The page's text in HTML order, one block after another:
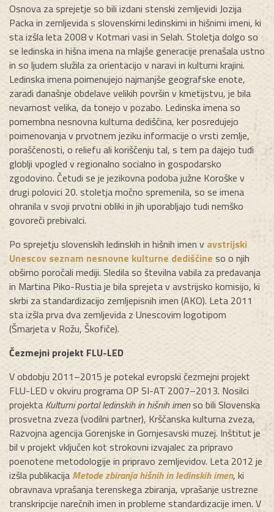
Osnova za sprejetje so bili izdani stenski zemljevidi Jozija
Packa in zemljevida s slovenskimi ledinskimi in hišnimi imeni, ki
sta izšla leta 2008 v Kotmari vasi in Selah. Stoletja dolgo so
se ledinska in hišna imena na mlajše generacije prenašala ustno
in so ljudem služila za orientacijo v naravi in kulturni krajini.
Ledinska imena poimenujejo najmanjše geografske enote,
zaradi današnje obdelave velikih površin v kmetijstvu, je bila
nevarnost velika, da tonejo v pozabo. Ledinska imena so
pomembna nesnovna kulturna dediščina, ker posredujejo
poimenovanja v prvotnem jeziku informacije o vrsti zemlje,
poraščenosti, o reliefu ali koriščenju tal, s tem pa dajejo tudi
globlji vpogled v regionalno socialno in gospodarsko
zgodovino. Četudi se je jezikovna podoba južne Koroške v
drugi polovici 20. stoletja močno spremenila, so se imena
ohranila v svoji prvotni obliki in jih uporabljajo tudi nemško
govoreči prebivalci.
Po sprejetju slovenskih ledinskih in hišnih imen v avstrijski
Unescov seznam nesnovne kulturne dediščine so o njih
obširno poročali mediji. Sledila so številna vabila za predavanja
in Martina Piko-Rustia je bila sprejeta v avstrijsko komisijo, ki
skrbi za standardizacijo zemljepisnih imen (AKO). Leta 2011
sta izšla prva dva zemljevida z Unescovim logotipom
(Šmarjeta v Rožu, Škofiče).
Čezmejni projekt FLU-LED
V obdobju 2011–2015 je potekal evropski čezmejni projekt
FLU-LED v okviru programa OP SI-AT 2007–2013. Nosilci
projekta Kulturni portal ledinskih in hišnih imenso bili Slovenska
prosvetna zveza (vodilni partner), Krščanska kulturna zveza,
Razvojna agencija Gorenjske in Gornjesavski muzej. Inštitut je
bil v projekt vključen kot strokovni izvajalec za pripravo
poenotene metodologije in pripravo zemljevidov. Leta 2012 je
izšla publikacija Metode zbiranja hišnih in ledinskih imen, ki
obravnava vprašanja terenskega zbiranja, vprašanje ustrezne
transkripcije narečnih imen in probleme standardizacije imen. V